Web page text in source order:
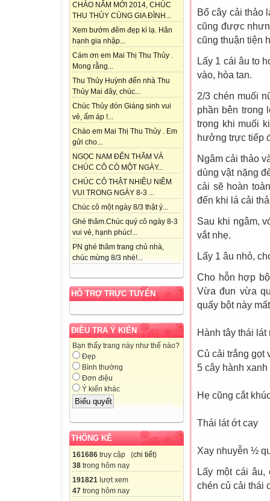
CHÀO NĂM MỚI 2014, CHÚC
THU THỦY CÙNG GIA ĐÌNH...
Xem bướm đêm đẹp kì lạ. Hân
hạnh gia nhập...
Cám ơn em Mai Thị Thu Thủy .
Mong rằng...
Thu Thủy Huỳnh đến nhà Thu
Thủy Mai đây, chúc...
Chúc Thủy đón Giáng sinh vui
vẻ, ấm áp !...
Chào em Mai Thị Thu Thủy . Em
gửi cho...
NGỌC NAM ĐẾN THĂM VÀ
CHÚC CÔ CÓ MỘT NGÀY...
CHÚC CÔ THẬT NHIỀU NIỀM
VUI TRONG NGÀY 8-3 ...
Chúc cô một ngày 8/3 thật ý...
Ghé thăm.Chúc quý cô ngày 8-3
vui vẻ, hạnh phúc!...
PN ghé thăm trang chủ nhà,
chúc mừng 8/3 nhé!...
HỖ TRỢ TRỰC TUYẾN
ĐIỀU TRA Ý KIẾN
Bạn thấy trang này như thế nào?
Đẹp
Bình thường
Đơn điệu
Ý kiến khác
THỐNG KÊ
161686 truy cập (chi tiết)
38 trong hôm nay
191821 lượt xem
47 trong hôm nay
Bổ cây cải thảo
cũng được
cũng thuận tiện
Lấy 1 cái âu to
vào, hòa tan.
2/3 chén muối
phần bên trong
trọng khi muối
hưởng trực tiếp
Ngâm cải thảo
dùng vật nặng
cải sẽ hoàn
đến khi lá cải
Sau khi ngâm,
vắt nhẹ.
Lấy 1 âu nhỏ,
Cho hỗn hợp
Vừa đun vừa
quấy bột này
Hành tây thái lát
Củ cải trắng gọt
5 cây hành
Hẹ cũng cắt
Thái lát ớt cay
Xay nhuyễn ½
Lấy một cái
chén củ cải thái